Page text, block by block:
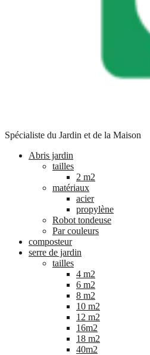
Spécialiste du Jardin et de la Maison
Abris jardin
tailles
2 m2
matériaux
acier
propylène
Robot tondeuse
Par couleurs
composteur
serre de jardin
tailles
4 m2
6 m2
8 m2
10 m2
12 m2
16m2
18 m2
40m2